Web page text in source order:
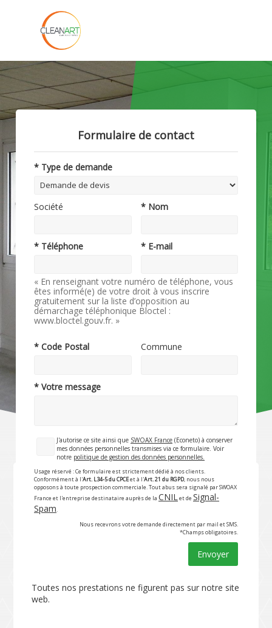
Formulaire de contact
* Type de demande
Société * Nom
* Téléphone * E-mail
« En renseignant votre numéro de téléphone, vous
êtes informé(e) de votre droit à vous inscrire
gratuitement sur la liste d’opposition au
démarchage téléphonique Bloctel :
www.bloctel.gouv.fr. »
* Code Postal Commune
* Votre message
J'autorise ce site ainsi que SWOAX France (Econeto) à conserver
mes données personnelles transmises via ce formulaire. Voir
notre politique de gestion des données personnelles.
Usage réservé : Ce formulaire est strictement dédié à nos clients.
Conformément à l'Art. L34-5 du CPCEet à l'Art. 21 du RGPD, nous nous
opposons à toute prospection commerciale. Tout abus sera signalé par SWOAX
France et l'entreprise destinataire auprès de la CNILet de Signal-
Spam.
Nous recevrons votre demande directement par mail et SMS.
*Champs obligatoires.
Envoyer
Toutes nos prestations ne figurent pas sur notre site
web.